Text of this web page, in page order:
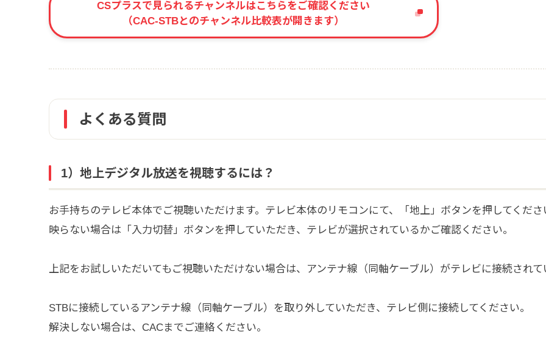
CSプラスで見られるチャンネルはこちらをご確認ください
（CAC-STBとのチャンネル比較表が開きます）
よくある質問
1）地上デジタル放送を視聴するには？
お手持ちのテレビ本体でご視聴いただけます。テレビ本体のリモコンにて、「地上」ボタンを押してくださ
映らない場合は「入力切替」ボタンを押していただき、テレビが選択されているかご確認ください。
上記をお試しいただいてもご視聴いただけない場合は、アンテナ線（同軸ケーブル）がテレビに接続され
STBに接続しているアンテナ線（同軸ケーブル）を取り外していただき、テレビ側に接続してください。
解決しない場合は、CACまでご連絡ください。